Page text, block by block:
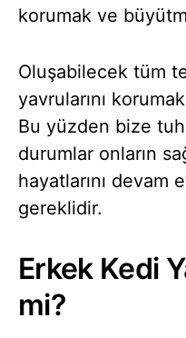
korumak ve
Oluşabilecek tüm
yavrularını
Bu yüzden bize
durumlar onların
hayatlarını devam
gereklidir.
Erkek Kedi
mi?